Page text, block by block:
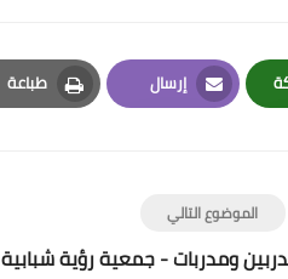
إرسال
Email
طباعة
Print
الموضوع التالي
ومدربات - جمعية رؤية شبابية